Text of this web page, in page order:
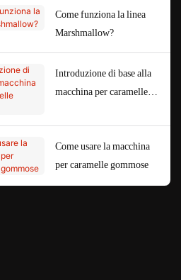
Come funziona la linea
Marshmallow?
Introduzione di base alla
macchina per caramelle
Come usare la macchina
per caramelle gommose